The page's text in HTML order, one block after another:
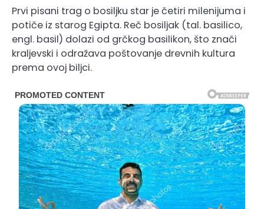
Prvi pisani trag o bosiljku star je četiri milenijuma i
potiče iz starog Egipta. Reč bosiljak (tal. basilico,
engl. basil) dolazi od grčkog basilikon, što znači
kraljevski i odražava poštovanje drevnih kultura
prema ovoj biljci.